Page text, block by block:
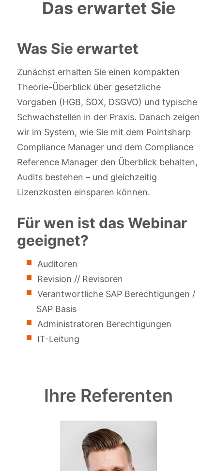
Das erwartet Sie
Was Sie erwartet
Zunächst erhalten Sie einen kompakten
Theorie-Überblick über gesetzliche
Vorgaben (HGB, SOX, DSGVO) und typische
Schwachstellen in der Praxis. Danach zeigen
wir im System, wie Sie mit dem Pointsharp
Compliance Manager und dem Compliance
Reference Manager den Überblick behalten,
Audits bestehen – und gleichzeitig
Lizenzkosten einsparen können.
Für wen ist das Webinar
geeignet?
Auditoren
Revision // Revisoren
Verantwortliche SAP Berechtigungen /
SAP Basis
Administratoren Berechtigungen
IT-Leitung
Ihre Referenten